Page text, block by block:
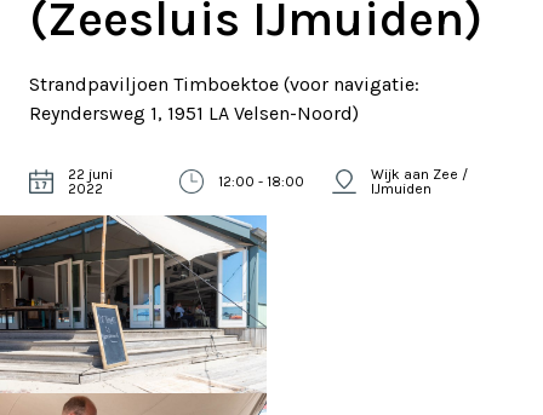
(Zeesluis IJmuiden)
Strandpaviljoen Timboektoe (voor navigatie:
Reyndersweg 1, 1951 LA Velsen-Noord)
22 juni
2022
12:00 - 18:00
Wijk aan Zee /
IJmuiden